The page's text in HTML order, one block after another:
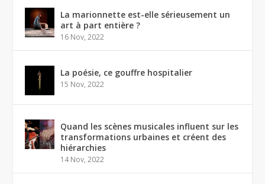
La marionnette est-elle sérieusement un
art à part entière ?
16 Nov, 2022
La poésie, ce gouffre hospitalier
15 Nov, 2022
Quand les scènes musicales influent sur les
transformations urbaines et créent des
hiérarchies
14 Nov, 2022